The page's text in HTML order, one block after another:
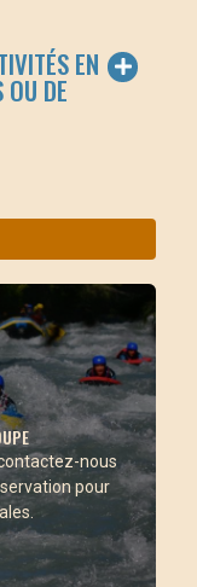
EN
OU DE
nous
pour